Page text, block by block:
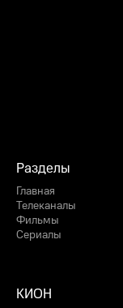
Разделы
Главная
Телеканалы
Фильмы
Сериалы
КИОН